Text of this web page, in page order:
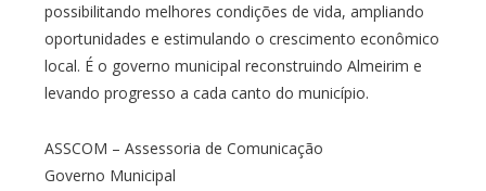
possibilitando melhores condições de vida, ampliando
oportunidades e estimulando o crescimento econômico
local. É o governo municipal reconstruindo Almeirim e
levando progresso a cada canto do município.
ASSCOM – Assessoria de Comunicação
Governo Municipal